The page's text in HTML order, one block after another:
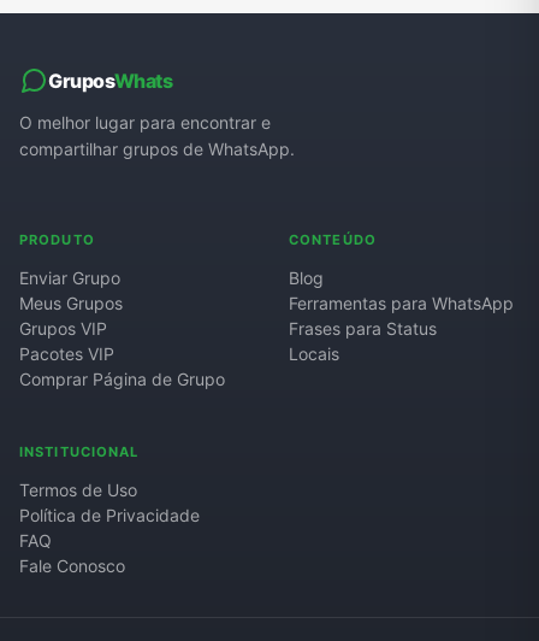
GruposWhats
O melhor lugar para encontrar e
compartilhar grupos de WhatsApp.
PRODUTO
Enviar Grupo
Meus Grupos
Grupos VIP
Pacotes VIP
Comprar Página de Grupo
CONTEÚDO
Blog
Ferramentas para WhatsApp
Frases para Status
Locais
INSTITUCIONAL
Termos de Uso
Política de Privacidade
FAQ
Fale Conosco